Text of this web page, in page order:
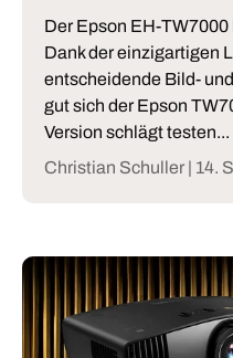
Der Epson EH-
Dank der einzigartigen
entscheidende Bild-
gut sich der Epson
Version schlägt testen...
Christian Schuller | 14.